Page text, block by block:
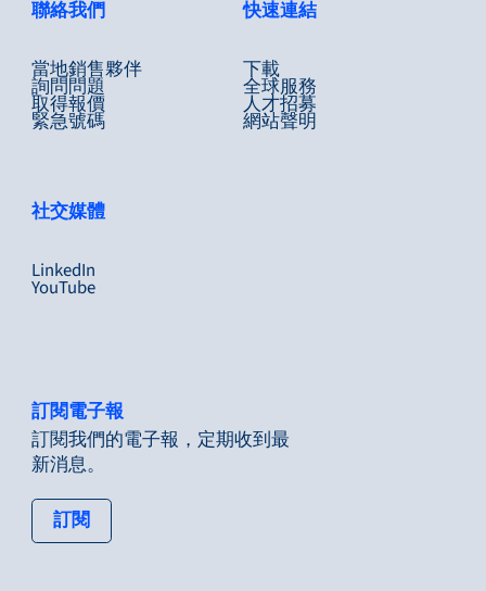
聯絡我們
當地銷售夥伴
詢問問題
取得報價
緊急號碼
快速連結
下載
全球服務
人才招募
網站聲明
社交媒體
LinkedIn
YouTube
訂閱電子報
訂閱我們的電子報，定期收到最
新消息。
訂閱: tertiary button